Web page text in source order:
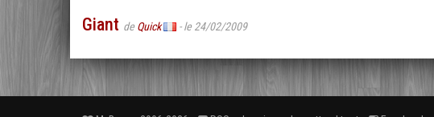
Giant de Quick - le 24/02/2009